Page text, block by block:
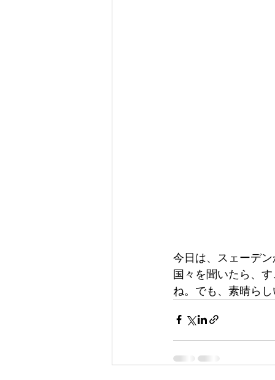
今日は、スェーデ
国々を聞いたら、
ね。でも、素晴ら